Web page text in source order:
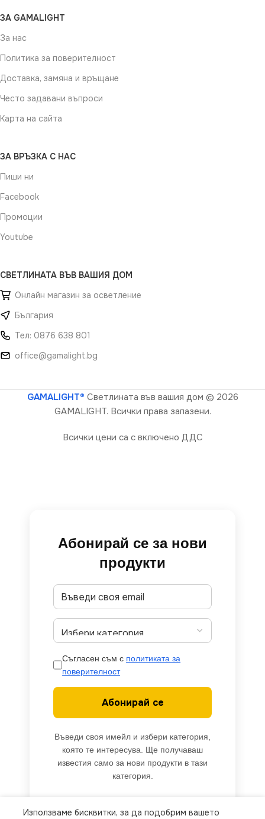
ЗА GAMALIGHT
За нас
Политика за поверителност
Доставка, замяна и връщане
Често задавани въпроси
Карта на сайта
ЗА ВРЪЗКА С НАС
Пиши ни
Facebook
Промоции
Youtube
СВЕТЛИНАТА ВЪВ ВАШИЯ ДОМ
Онлайн магазин за осветление
България
Тел: 0876 638 801
office@gamalight.bg
GAMALIGHT® Светлината във вашия дом © 2026
GAMALIGHT. Всички права запазени.
Всички цени са с включено ДДС
Абонирай се за нови
продукти
Съгласен съм с политиката за
поверителност
Абонирай се
Въведи своя имейл и избери категория,
която те интересува. Ще получаваш
известия само за нови продукти в тази
категория.
Използваме бисквитки, за да подобрим вашето